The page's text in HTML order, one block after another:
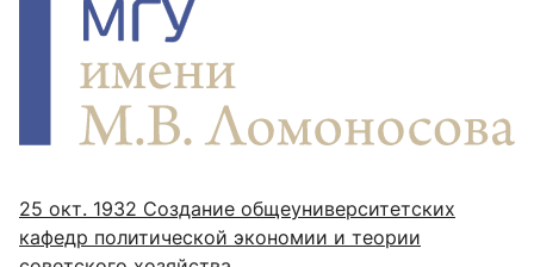
25 окт. 1932 Создание общеуниверситетских
кафедр политической экономии и теории